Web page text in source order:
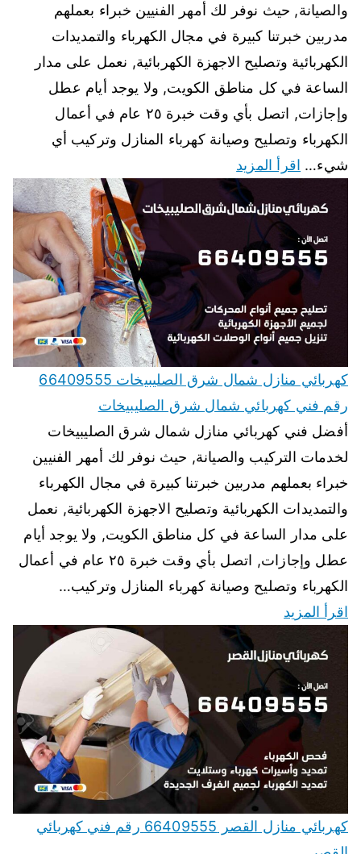
والصيانة, حيث نوفر لك أمهر الفنيين خبراء بعملهم
مدربين خبرتنا كبيرة في مجال الكهرباء والتمديدات
الكهربائية وتصليح الاجهزة الكهربائية, نعمل على مدار
الساعة في كل مناطق الكويت, ولا يوجد أيام عطل
وإجازات, اتصل بأي وقت خبرة ٢٥ عام في أعمال
الكهرباء وتصليح وصيانة كهرباء المنازل وتركيب أي
شيء… اقرأ المزيد
كهربائي منازل شمال شرق الصليبيخات 66409555
رقم فني كهربائي شمال شرق الصليبيخات
أفضل فني كهربائي منازل شمال شرق الصليبيخات
لخدمات التركيب والصيانة, حيث نوفر لك أمهر الفنيين
خبراء بعملهم مدربين خبرتنا كبيرة في مجال الكهرباء
والتمديدات الكهربائية وتصليح الاجهزة الكهربائية, نعمل
على مدار الساعة في كل مناطق الكويت, ولا يوجد أيام
عطل وإجازات, اتصل بأي وقت خبرة ٢٥ عام في أعمال
الكهرباء وتصليح وصيانة كهرباء المنازل وتركيب…
اقرأ المزيد
كهربائي منازل القصر 66409555 رقم فني كهربائي